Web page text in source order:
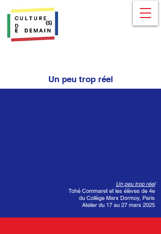
Un peu trop réel
Un peu trop réel
Tohé Commaret et les élèves de 4e
du Collège Marx Dormoy, Paris
Atelier du 17 au 27 mars 2025